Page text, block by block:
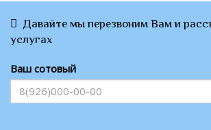
Давайте мы перезвоним Вам и
услугах
Ваш сотовый